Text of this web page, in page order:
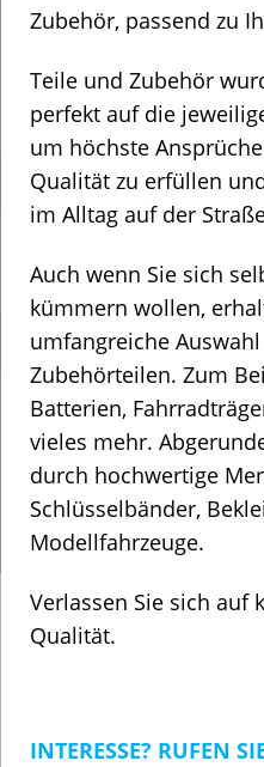
Zubehör, passend zu
Teile und Zubehör
perfekt auf die
um höchste
Qualität zu erfüllen
im Alltag auf der
Auch wenn Sie sich
kümmern wollen,
umfangreiche
Zubehörteilen. Zum
Batterien,
vieles mehr.
durch hochwertige
Schlüsselbänder,
Modellfahrzeuge.
Verlassen Sie sich auf
Qualität.
INTERESSE? RUFEN